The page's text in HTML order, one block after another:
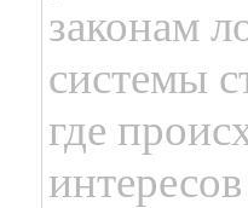
законам
системы
где